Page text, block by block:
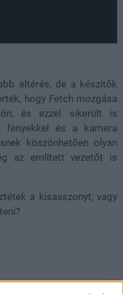
eltérés, de a készítők
hogy Fetch mozgása
és ezzel sikerült is
fényekkel és a kamera
köszönhetően olyan
az említett vezetőt is
a kisasszonyt, vagy